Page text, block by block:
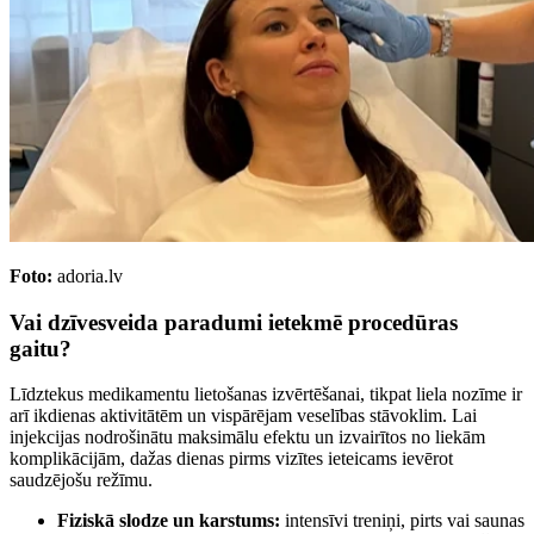
Foto: adoria.lv
Vai dzīvesveida paradumi ietekmē procedūras
gaitu?
Līdztekus medikamentu lietošanas izvērtēšanai, tikpat liela nozīme ir
arī ikdienas aktivitātēm un vispārējam veselības stāvoklim. Lai
injekcijas nodrošinātu maksimālu efektu un izvairītos no liekām
komplikācijām, dažas dienas pirms vizītes ieteicams ievērot
saudzējošu režīmu.
Fiziskā slodze un karstums: intensīvi treniņi, pirts vai saunas